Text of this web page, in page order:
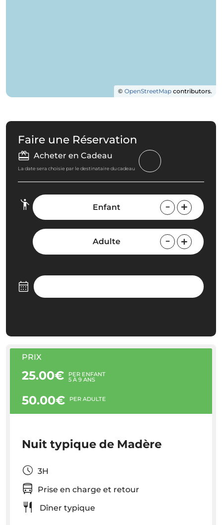
© OpenStreetMap contributors.
Faire une Réservation
Acheter en Cadeau
La date sera choisie par le destinataire du cadeau
Enfant
Adulte
PRIX
25.00€ PER ENFANT
5 À 9 ANS
50.00€ PER ADULTE
Nuit typique de Madère
3H
Prise en charge et retour
Dîner typique